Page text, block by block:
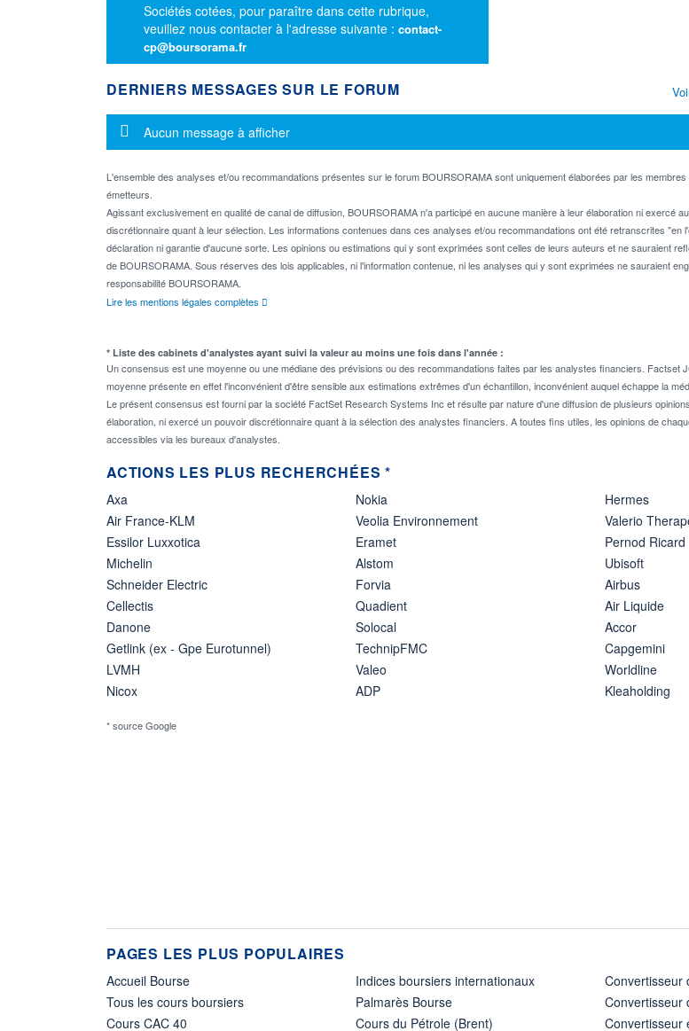
Sociétés cotées, pour paraître dans cette rubrique,
veuillez nous contacter à l'adresse suivante : contact-
cp@boursorama.fr
DERNIERS MESSAGES SUR LE FORUM
Message d'information
Aucun message à afficher
L'ensemble des analyses et/ou recommandations présentes sur le forum BOURSORAMA sont uniquement élaborées par les
émetteurs.
Agissant exclusivement en qualité de canal de diffusion, BOURSORAMA n'a participé en aucune manière à leur élaboration ni exercé
discrétionnaire quant à leur sélection. Les informations contenues dans ces analyses et/ou recommandations ont été retranscrites "en
déclaration ni garantie d'aucune sorte. Les opinions ou estimations qui y sont exprimées sont celles de leurs auteurs et ne sauraient
de BOURSORAMA. Sous réserves des lois applicables, ni l'information contenue, ni les analyses qui y sont exprimées ne sauraient
responsabilité BOURSORAMA.
Lire les mentions légales complètes
* Liste des cabinets d'analystes ayant suivi la valeur au moins une fois dans l'année :
Un consensus est une moyenne ou une médiane des prévisions ou des recommandations faites par les analystes financiers. Factset
moyenne présente en effet l'inconvénient d'être sensible aux estimations extrêmes d'un échantillon, inconvénient auquel échappe la
Le présent consensus est fourni par la société FactSet Research Systems Inc et résulte par nature d'une diffusion de plusieurs
élaboration, ni exercé un pouvoir discrétionnaire quant à la sélection des analystes financiers. A toutes fins utiles, les opinions de
accessibles via les bureaux d'analystes.
ACTIONS LES PLUS RECHERCHÉES *
Axa
Air France-KLM
Essilor Luxxotica
Michelin
Schneider Electric
Cellectis
Danone
Getlink (ex - Gpe Eurotunnel)
LVMH
Nicox
Nokia
Veolia Environnement
Eramet
Alstom
Forvia
Quadient
Solocal
TechnipFMC
Valeo
ADP
Hermes
Valerio
Pernod Ricard
Ubisoft
Airbus
Air Liquide
Accor
Capgemini
Worldline
Kleaholding
* source Google
PAGES LES PLUS POPULAIRES
Accueil Bourse
Tous les cours boursiers
Cours CAC 40
Indices boursiers internationaux
Palmarès Bourse
Cours du Pétrole (Brent)
Convertisseur
Convertisseur
Convertisseur